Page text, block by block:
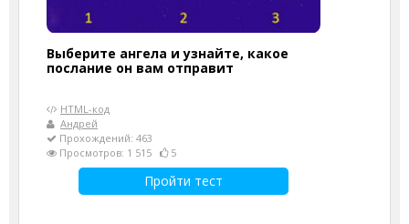
Выберите ангела и узнайте, какое
послание он вам отправит
HTML-код
Андрей
Прохождений: 463
Просмотров: 1 515
5
Пройти тест